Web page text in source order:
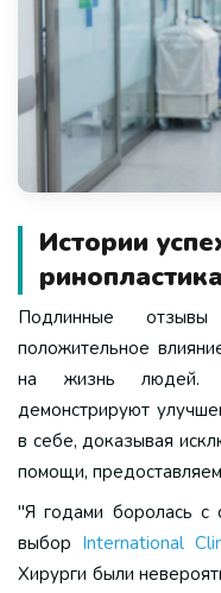
Истории
Подлинные
положительное
на жизнь людей.
демонстрируют
в себе, доказывая
помощи,
"Я годами боролась с
выбор International
Хирурги были